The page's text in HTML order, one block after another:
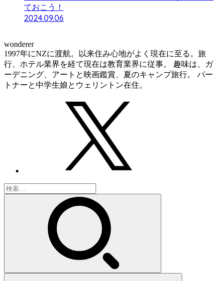
ておこう！
2024.09.06
wonderer
1997年にNZに渡航。以来住み心地がよく現在に至る。旅
行、ホテル業界を経て現在は教育業界に従事。 趣味は、ガ
ーデニング、アートと映画鑑賞、夏のキャンプ旅行。 パー
トナーと中学生娘とウェリントン在住。
検
索: